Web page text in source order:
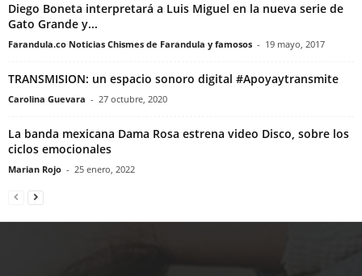
Diego Boneta interpretará a Luis Miguel en la nueva serie de
Gato Grande y...
Farandula.co Noticias Chismes de Farandula y famosos - 19 mayo, 2017
TRANSMISION: un espacio sonoro digital #Apoyaytransmite
Carolina Guevara - 27 octubre, 2020
La banda mexicana Dama Rosa estrena video Disco, sobre los
ciclos emocionales
Marian Rojo - 25 enero, 2022